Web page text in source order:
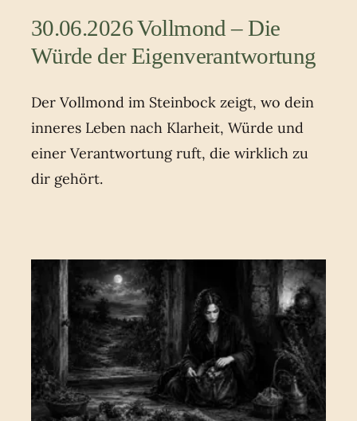
30.06.2026 Vollmond – Die
Würde der Eigenverantwortung
Der Vollmond im Steinbock zeigt, wo dein
inneres Leben nach Klarheit, Würde und
einer Verantwortung ruft, die wirklich zu
dir gehört.